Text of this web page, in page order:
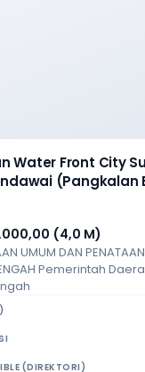
Water Front City
(Pangkalan
(4,0 M)
UMUM DAN
Pemerintah
(DIREKTORI)